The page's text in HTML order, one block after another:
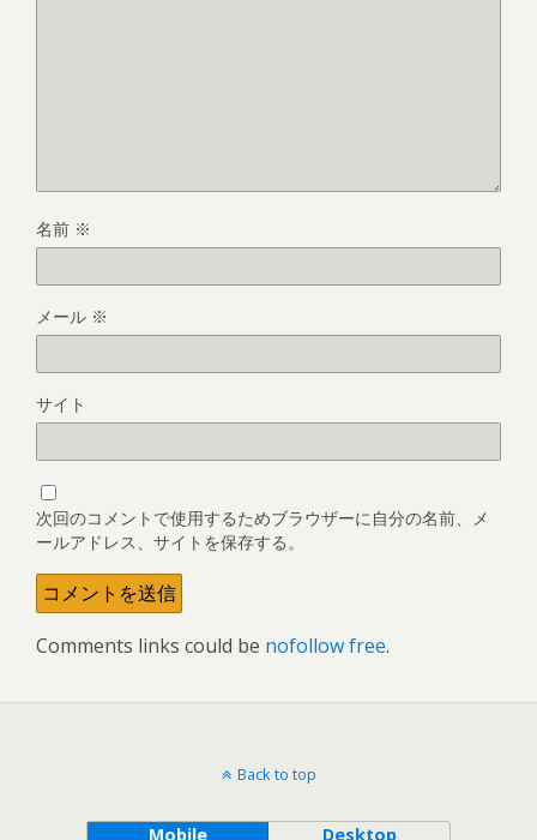
名前 ※
メール ※
サイト
次回のコメントで使用するためブラウザーに自分の名前、メ
ールアドレス、サイトを保存する。
Comments links could be nofollow free.
Back to top
Mobile Desktop